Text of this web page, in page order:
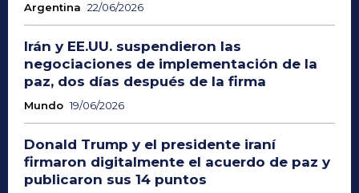
Argentina 22/06/2026
Irán y EE.UU. suspendieron las
negociaciones de implementación de la
paz, dos días después de la firma
Mundo 19/06/2026
Donald Trump y el presidente iraní
firmaron digitalmente el acuerdo de paz y
publicaron sus 14 puntos